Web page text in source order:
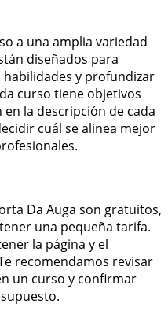
a una amplia variedad
diseñados para
y profundizar
curso tiene objetivos
la descripción de cada
cuál se alinea mejor
Da Auga son gratuitos,
una pequeña tarifa.
la página y el
recomendamos revisar
un curso y confirmar